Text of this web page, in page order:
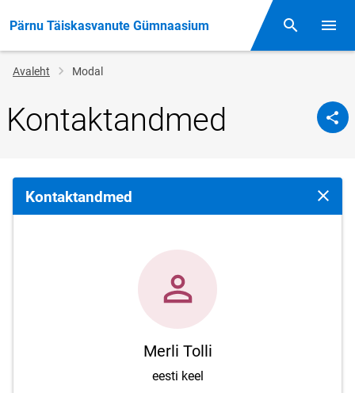
Pärnu Täiskasvanute Gümnaasium Otsing
Jälglink
Avaleht Modal
Kontaktandmed
Kontaktandmed Sulge
Merli Tolli
eesti keel